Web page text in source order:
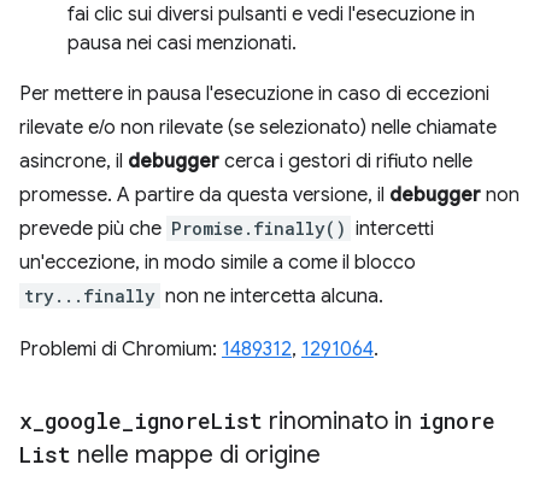
fai clic sui diversi pulsanti e vedi l'esecuzione in
pausa nei casi menzionati.
Per mettere in pausa l'esecuzione in caso di eccezioni
rilevate e/o non rilevate (se selezionato) nelle chiamate
asincrone, il debugger cerca i gestori di rifiuto nelle
promesse. A partire da questa versione, il debugger non
prevede più che Promise.finally() intercetti
un'eccezione, in modo simile a come il blocco
try...finally non ne intercetta alcuna.
Problemi di Chromium: 1489312, 1291064.
x google ignoreList rinominato in ignore
List nelle mappe di origine